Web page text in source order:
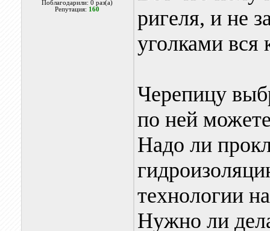
Поблагодарили: 0 раз(а)
Репутация: 160
ригеля, и не
уголками вся
Черепицу
по ней можете
Надо ли
технологии
Нужно ли